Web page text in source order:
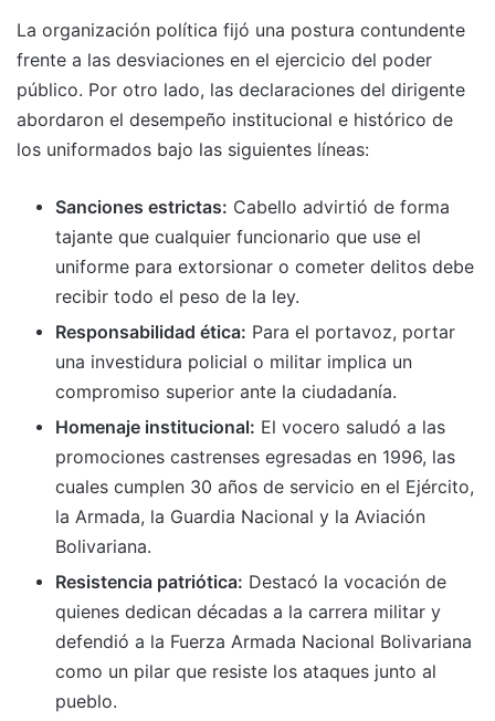
La organización política fijó una postura contundente
frente a las desviaciones en el ejercicio del poder
público. Por otro lado, las declaraciones del dirigente
abordaron el desempeño institucional e histórico de
los uniformados bajo las siguientes líneas:
Sanciones estrictas: Cabello advirtió de forma
tajante que cualquier funcionario que use el
uniforme para extorsionar o cometer delitos debe
recibir todo el peso de la ley.
Responsabilidad ética: Para el portavoz, portar
una investidura policial o militar implica un
compromiso superior ante la ciudadanía.
Homenaje institucional: El vocero saludó a las
promociones castrenses egresadas en 1996, las
cuales cumplen 30 años de servicio en el Ejército,
la Armada, la Guardia Nacional y la Aviación
Bolivariana.
Resistencia patriótica: Destacó la vocación de
quienes dedican décadas a la carrera militar y
defendió a la Fuerza Armada Nacional Bolivariana
como un pilar que resiste los ataques junto al
pueblo.